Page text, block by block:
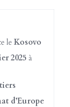
leKosovo
2025 à
d’Europe